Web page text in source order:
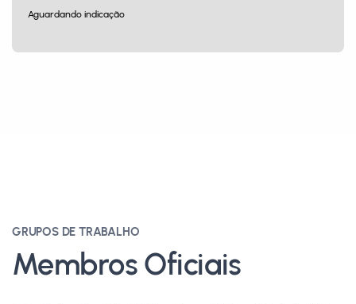
Aguardando indicação
GRUPOS DE TRABALHO
Membros Oficiais